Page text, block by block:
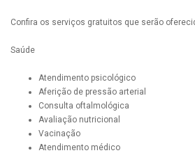
Confira os serviços gratuitos que serão
Saúde
Atendimento psicológico
Aferição de pressão arterial
Consulta oftalmológica
Avaliação nutricional
Vacinação
Atendimento médico